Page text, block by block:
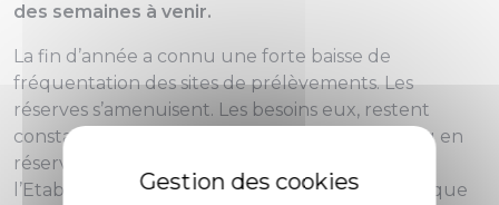
des semaines à venir.
La fin d’année a connu une forte baisse de
fréquentation des sites de prélèvements. Les
réserves s’amenuisent. Les besoins eux, restent
constants. L’objectif de 100 000 poches de sang en
réserve à fin décembre n’a pas été atteint,
l’Etablissement français du sang n’en comptait que